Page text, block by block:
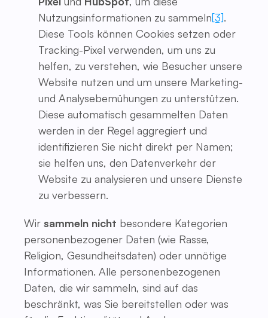
Nutzungsinformationen zu sammeln[3].
Diese Tools können Cookies setzen oder
Tracking-Pixel verwenden, um uns zu
helfen, zu verstehen, wie Besucher unsere
Website nutzen und um unsere Marketing-
und Analysebemühungen zu unterstützen.
Diese automatisch gesammelten Daten
werden in der Regel aggregiert und
identifizieren Sie nicht direkt per Namen;
sie helfen uns, den Datenverkehr der
Website zu analysieren und unsere Dienste
zu verbessern.
Wir sammeln nicht besondere Kategorien
personenbezogener Daten (wie Rasse,
Religion, Gesundheitsdaten) oder unnötige
Informationen. Alle personenbezogenen
Daten, die wir sammeln, sind auf das
beschränkt, was Sie bereitstellen oder was